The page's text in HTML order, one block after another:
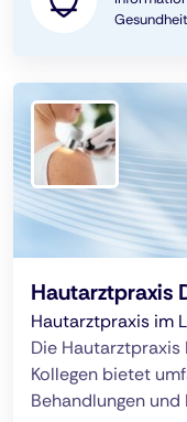
Hautarztpraxis
Hautarztpraxis im
Die Hautarztpraxis
Kollegen bietet
Behandlungen und